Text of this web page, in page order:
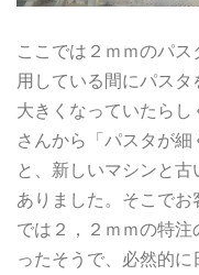
ここでは２ｍｍのパ
用している間にパス
大きくなっていたら
さんから「パスタが
と、新しいマシンと
ありました。そこで
では２，２ｍｍの特
ったそうで、必然的